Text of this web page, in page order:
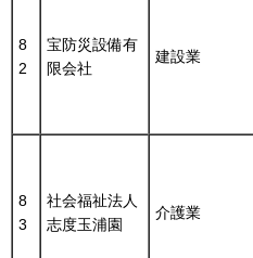
8
2
宝防災設備有
限会社
建設業
8
3
社会福祉法人
志度玉浦園
介護業